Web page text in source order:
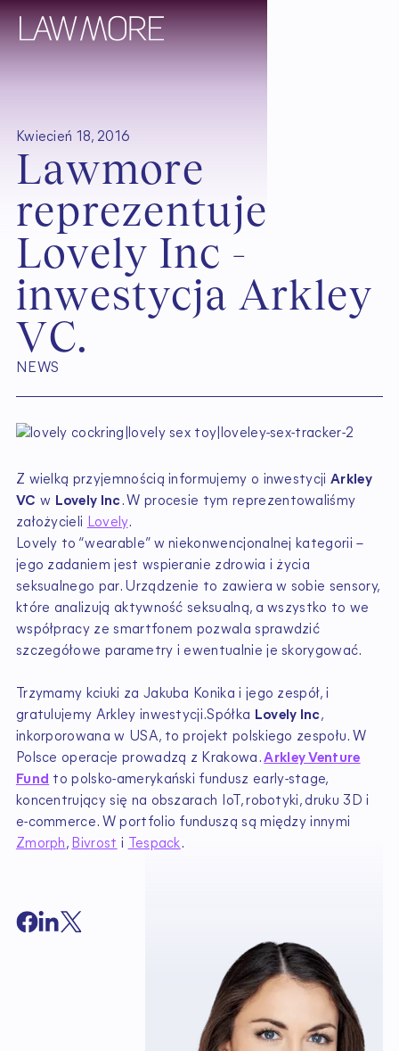
Kwiecień 18, 2016
Lawmore
reprezentuje
Lovely Inc -
inwestycja Arkley
VC.
NEWS
Z wielką przyjemnością informujemy o inwestycjiArkley
VC w Lovely Inc. W procesie tym reprezentowaliśmy
założycieli Lovely.
Lovely to “wearable” w niekonwencjonalnej kategorii –
jego zadaniem jest wspieranie zdrowia i życia
seksualnego par. Urządzenie to zawiera w sobie sensory,
które analizują aktywność seksualną, a wszystko to we
współpracy ze smartfonem pozwala sprawdzić
szczegółowe parametry i ewentualnie je skorygować.
Trzymamy kciuki za Jakuba Konika i jego zespół, i
gratulujemy Arkley inwestycji.Spółka Lovely Inc,
inkorporowana w USA, to projekt polskiego zespołu. W
Polsce operacje prowadzą z Krakowa.Arkley Venture
Fund to polsko-amerykański fundusz early-stage,
koncentrujący się na obszarach IoT, robotyki, druku 3D i
e-commerce. W portfolio funduszą są między innymi
Zmorph, Bivrost i Tespack.